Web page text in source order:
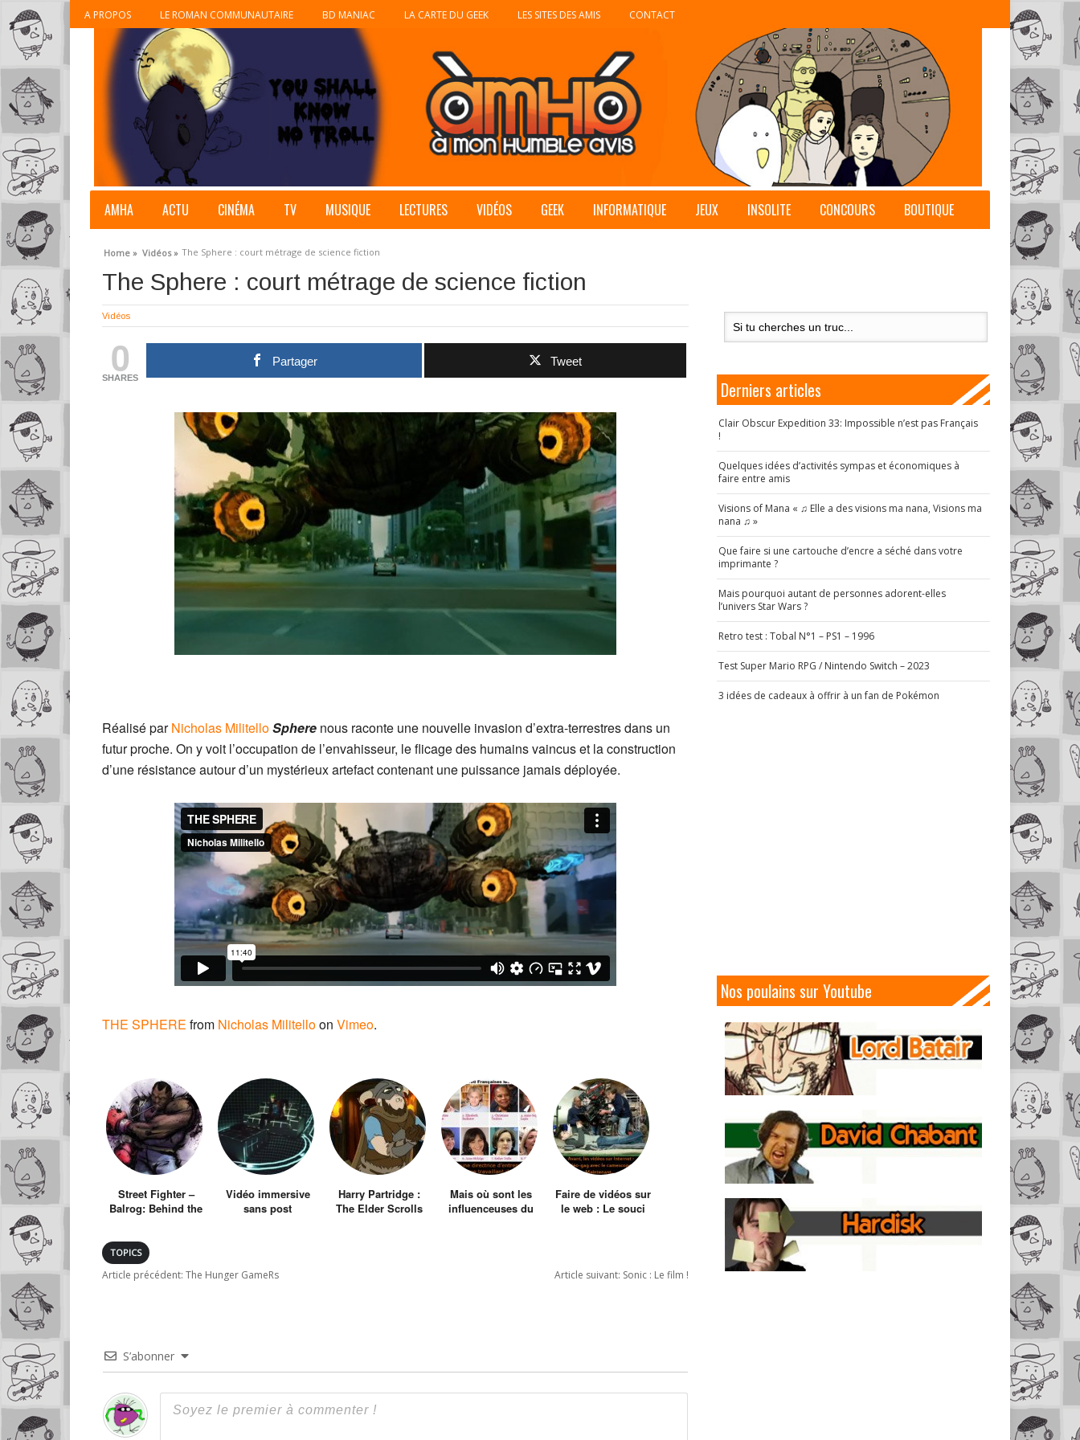
A PROPOS LE ROMAN COMMUNAUTAIRE BD MANIAC LA CARTE DU GEEK LES SITES DES AMIS CONTACT
AMHA ACTU CINÉMA TV MUSIQUE LECTURES VIDÉOS GEEK INFORMATIQUE JEUX INSOLITE CONCOURS BOUTIQUE
Home » Vidéos » The Sphere : court métrage de science fiction
The Sphere : court métrage de science fiction
Vidéos
0
SHARES
Partager Tweet
Réalisé parNicholas MilitelloSphere nous raconte une nouvelle invasion d’extra-terrestres dans un
futur proche. On y voit l’occupation de l’envahisseur, le flicage des humains vaincus et la construction
d’une résistance autour d’un mystérieux artefact contenant une puissance jamais déployée.
THE SPHERE from Nicholas Militelloon Vimeo.
Street Fighter –
Balrog: Behind the
Vidéo immersive
sans post
Harry Partridge :
The Elder Scrolls
Mais où sont les
influenceuses du
Faire de vidéos sur
le web : Le souci
TOPICS
Article précédent: The Hunger GameRs Article suivant: Sonic : Le film !
S’abonner
Derniers articles
Clair Obscur Expedition 33: Impossible n’est pas Français
!
Quelques idées d’activités sympas et économiques à
faire entre amis
Visions of Mana « ♫ Elle a des visions ma nana, Visions ma
nana ♫ »
Que faire si une cartouche d’encre a séché dans votre
imprimante ?
Mais pourquoi autant de personnes adorent-elles
l’univers Star Wars ?
Retro test : Tobal N°1 – PS1 – 1996
Test Super Mario RPG / Nintendo Switch – 2023
3 idées de cadeaux à offrir à un fan de Pokémon
Nos poulains sur Youtube